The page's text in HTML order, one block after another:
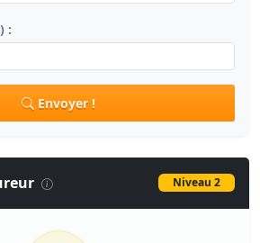
:
Envoyer !
Niveau 2